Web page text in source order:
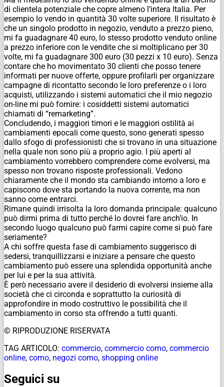
di clientela potenziale che copre almeno l’intera Italia. Per
esempio lo vendo in quantità 30 volte superiore. Il risultato è
che un singolo prodotto in negozio, venduto a prezzo pieno,
mi fa guadagnare 40 euro, lo stesso prodotto venduto online
a prezzo inferiore con le vendite che si moltiplicano per 30
volte, mi fa guadagnare 300 euro (30 pezzi x 10 euro). Senza
contare che ho movimentato 30 clienti che posso tenere
informati per nuove offerte, oppure profilarli per organizzare
campagne di ricontatto secondo le loro preferenze o i loro
acquisti, utilizzando i sistemi automatici che il mio negozio
on-line mi può fornire: i cosiddetti sistemi automatici
chiamati di “remarketing”.
Concludendo, i maggiori timori e le maggiori ostilità ai
cambiamenti epocali come questo, sono generati spesso
dallo sfogo di professionisti che si trovano in una situazione
nella quale non sono più a proprio agio. I più aperti al
cambiamento vorrebbero comprendere come evolversi, ma
spesso non trovano risposte professionali. Vedono
chiaramente che il mondo sta cambiando intorno a loro e
capiscono dove sta portando la nuova corrente, ma non
sanno come entrarci.
Rimane quindi irrisolta la loro domanda principale: qualcuno
può dirmi prima di tutto perché lo dovrei fare anch’io. In
secondo luogo qualcuno può farmi capire come si può fare
seriamente?
A chi soffre questa fase di cambiamento suggerisco di
sedersi, tranquillizzarsi e iniziare a pensare che questo
cambiamento può essere una splendida opportunità anche
per lui e per la sua attività.
È però necessario avere il desiderio di evolversi insieme alla
società che ci circonda e soprattutto la curiosità di
approfondire in modo costruttivo le possibilità che il
cambiamento in corso sta offrendo a tutti quanti.
© RIPRODUZIONE RISERVATA
TAG ARTICOLO: commercio, commercio como, commercio
online, como, negozi como, shopping online
Seguici su